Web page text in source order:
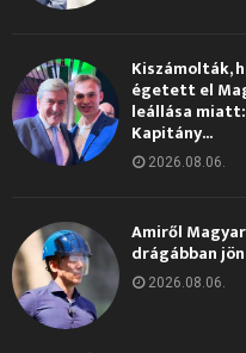
Kiszámolták,
égetett el
leállása
Kapitány...
2026.08.06.
Amiről
drágábban
2026.08.06.